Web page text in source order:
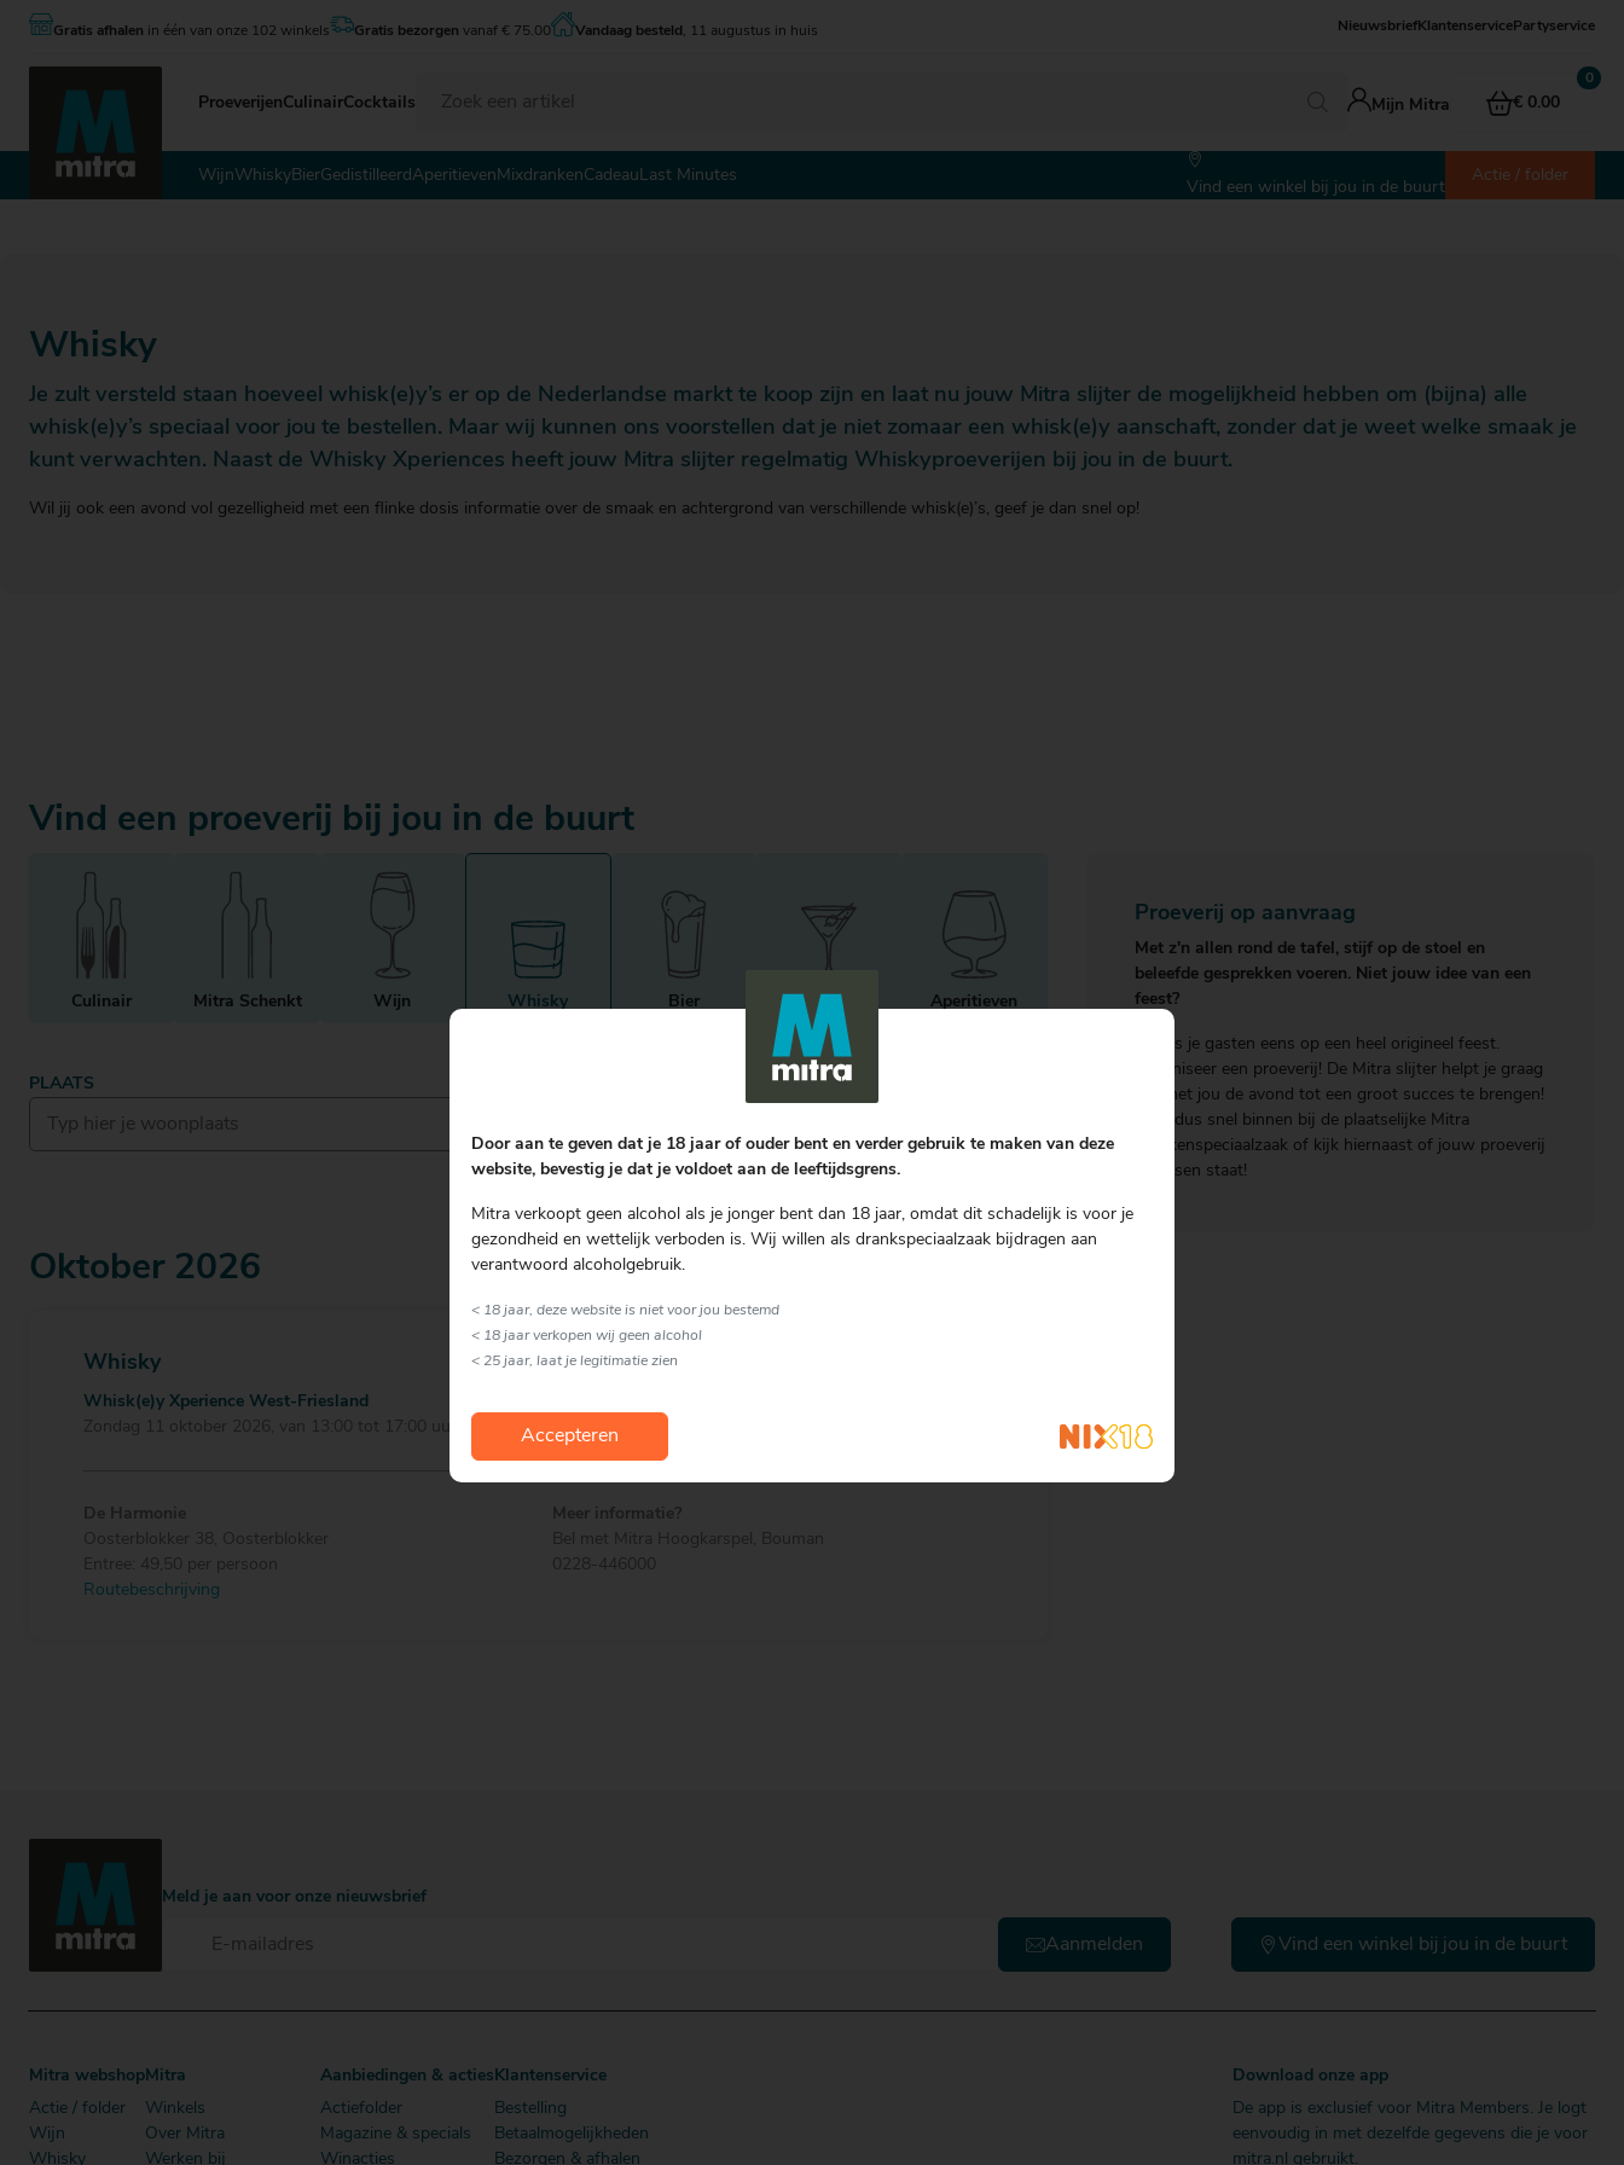
Gratis afhalen in één van onze 102 winkels Gratis bezorgen vanaf € 75.00 Vandaag besteld , 11 augustus in huis Nieuwsbrief KlantenservicePartyservice
ProeverijenCulinairCocktails Mijn Mitra € 0.00
WijnWhiskyBierGedistilleerdAperitieven MixdrankenCadeau Last Minutes
Vind een winkel bij jou in de buurt
Actie / folder
Wijn
Whisky
Over Mitra
€ 0 - tot € 5 € 5 - € 10 € 10 - € 15 € 15 - € 20 € 20 - € 25
€ 20 - € 25
€ 25 - € 30
€ 20 - € 25
€ 20 - € 25
Whisky
Je zult versteld staan hoeveel whisk(e)y’s er op de Nederlandse markt te koop zijn en laat nu jouw Mitra slijter de mogelijkheid hebben om (bijna) alle
whisk(e)y’s speciaal voor jou te bestellen. Maar wij kunnen ons voorstellen dat je niet zomaar een whisk(e)y aanschaft, zonder dat je weet welke smaak je
kunt verwachten. Naast de Whisky Xperiences heeft jouw Mitra slijter regelmatig Whiskyproeverijen bij jou in de buurt.
Wil jij ook een avond vol gezelligheid met een flinke dosis informatie over de smaak en achtergrond van verschillende whisk(e)’s, geef je dan snel op!
Vind een proeverij bij jou in de buurt
Culinair Mitra Schenkt Wijn Whisky Bier Gedistilleerd Aperitieven
PLAATS
oktober 2026
Whisky
Whisk(e)y Xperience West-Friesland
zondag 11 oktober 2026, van 13:00 tot 17:00 uur
De Harmonie
Oosterblokker 38 , Oosterblokker
Entree: 49,50 per persoon
Routebeschrijving
Meer informatie?
Bel met Mitra Hoogkarspel, Bouman
0228-446000
Proeverij op aanvraag
Met z'n allen rond de tafel, stijf op de stoel en
beleefde gesprekken voeren. Niet jouw idee van een
feest?
Verras je gasten eens op een heel origineel feest.
Organiseer een proeverij! De Mitra slijter helpt je graag
om met jou de avond tot een groot succes te brengen!
Stap dus snel binnen bij de plaatselijke Mitra
drankenspeciaalzaak of kijk hiernaast of jouw proeverij
ertussen staat!
Meld je aan voor onze nieuwsbrief
Aanmelden Vind een winkel bij jou in de buurt
Mitra webshop
Actie / folder
Wijn
Whisky
Mitra
Winkels
Over Mitra
Werken bij
Aanbiedingen & acties
Actiefolder
Magazine & specials
Winacties
Klantenservice
Bestelling
Betaalmogelijkheden
Bezorgen & afhalen
Download onze app
De app is exclusief voor Mitra Members. Je logt
eenvoudig in met dezelfde gegevens die je voor
mitra.nl gebruikt.
Door aan te geven dat je 18 jaar of ouder bent en verder gebruik te maken van deze
website, bevestig je dat je voldoet aan de leeftijdsgrens.
Mitra verkoopt geen alcohol als je jonger bent dan 18 jaar, omdat dit schadelijk is voor je
gezondheid en wettelijk verboden is. Wij willen als drankspeciaalzaak bijdragen aan
verantwoord alcoholgebruik.
< 18 jaar, deze website is niet voor jou bestemd
< 18 jaar verkopen wij geen alcohol
< 25 jaar, laat je legitimatie zien
Accepteren